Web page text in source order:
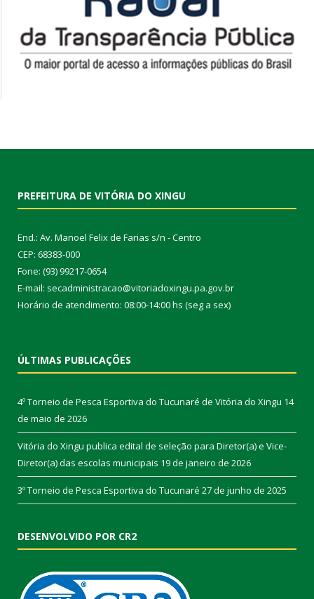
PREFEITURA DE VITÓRIA DO XINGU
End.: Av. Manoel Felix de Farias s/n - Centro
CEP: 68383-000
Fone: (93) 99217-0654
E-mail: secadministracao@vitoriadoxingu.pa.gov.br
Horário de atendimento: 08:00-14:00 hs (seg a sex)
ÚLTIMAS PUBLICAÇÕES
4º Torneio de Pesca Esportiva do Tucunaré de Vitória do Xingu 14
de maio de 2026
Vitória do Xingu publica edital de seleção para Diretor(a) e Vice-
Diretor(a) das escolas municipais 19 de janeiro de 2026
3º Torneio de Pesca Esportiva do Tucunaré 27 de junho de 2025
DESENVOLVIDO POR CR2